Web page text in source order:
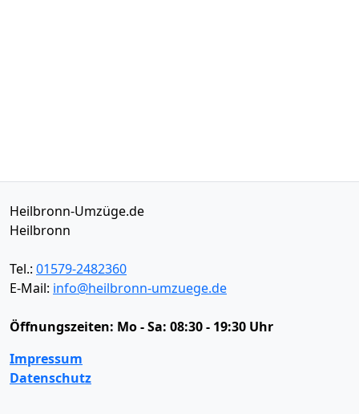
Heilbronn-Umzüge.de
Heilbronn
Tel.: 01579-2482360
E-Mail: info@heilbronn-umzuege.de
Öffnungszeiten: Mo - Sa: 08:30 - 19:30 Uhr
Impressum
Datenschutz